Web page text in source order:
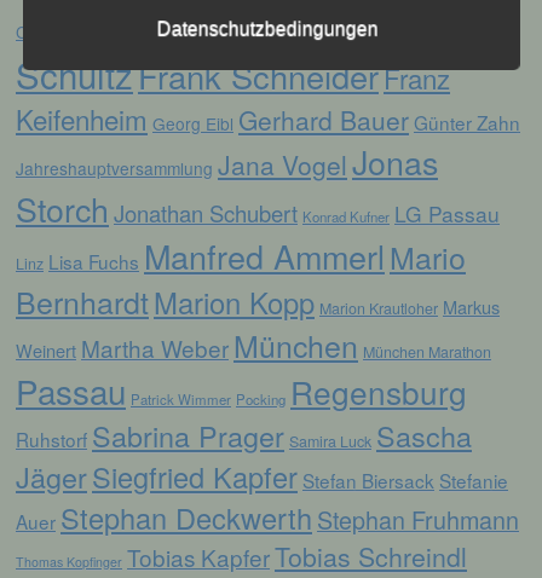
Centa Hollweck Christina WimmerDJK Domlauf
SchultzFrank SchneiderFranz
Keifenheim Georg Eibl Gerhard Bauer Günter Zahn
Jahreshauptversammlung Jana Vogel Jonas
Storch Jonathan Schubert Konrad Kufner LG Passau
Linz Lisa Fuchs Manfred Ammerl Mario
BernhardtMarion Kopp Marion Krautloher Markus
Weinert Martha Weber München München Marathon
Passau Patrick Wimmer Pocking Regensburg
Ruhstorf Sabrina Prager Samira Luck Sascha
JägerSiegfried Kapfer Stefan Biersack Stefanie
Auer Stephan Deckwerth Stephan Fruhmann
Thomas Kopfinger Tobias KapferTobias Schreindl
Verarbeitung ist jeder mit oder ohne Hilfe
automatisierter Verfahren ausgeführte
Vorgang oder jede solche Vorgangsreihe im
Zusammenhang mit personenbezogenen
Daten wie das Erheben, das Erfassen, die
Organisation, das Ordnen, die Speicherung,
Auslesen, das Abfragen, die Verwendung,
Verbreitung oder eine andere Form der
Verknüpfung, die Einschränkung, das
Löschen oder die Vernichtung.
d) Einschränkung der Verarbeitung
Einschränkung der Verarbeitung ist die
Markierung gespeicherter
künftige Verarbeitung einzuschränken.
Datenschutzbedingungen